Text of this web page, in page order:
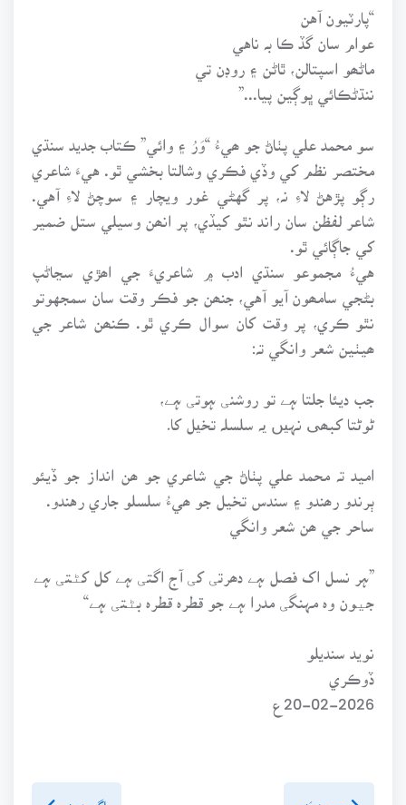
“پارٽيون آهن
عوام سان گڏ ڪا بہ ناهي
ماڻھو اسپتالن، ٿاڻن ۽ روڊن تي
ننڌڻڪائي ڀوڳين پيا...”
سو محمد علي پٺاڻ جو ھيءُ “وَرُ ۽ وائي” ڪتاب جديد سنڌي
مختصر نظم کي وڏي فڪري وشالتا بخشي ٿو. هيءَ شاعري
رڳو پڙهڻ لاءِ نہ، پر گهڻي غور ويچار ۽ سوچڻ لاءِ آهي.
شاعر لفظن سان راند نٿو کيڏي، پر انھن وسيلي ستل ضمير
کي جاڳائي ٿو.
هيءُ مجموعو سنڌي ادب ۾ شاعريءَ جي اھڙي سڃاڻپ
بڻجي سامھون آيو آهي، جنھن جو فڪر وقت سان سمجهوتو
نٿو ڪري، پر وقت کان سوال ڪري ٿو. ڪنھن شاعر جي
ھيٺين شعر وانگي تہ:
جب ديئا جلتا ہے تو روشنی ہوتی ہے،
ٹوٹتا کبھی نہیں یہ سلسلہ تخیل کا۔
اميد تہ محمد علي پٺاڻ جي شاعري جو ھن انداز جو ڏيئو
ٻرندو رھندو ۽ سندس تخيل جو ھيءُ سلسلو جاري رهندو.
ساحر جي ھن شعر وانگي
”ہر نسل اک فصل ہے دھرتی کی آج اگتی ہے کل کٹتی ہے
جیون وہ مہنگی مدرا ہے جو قطرہ قطرہ بٹتی ہے“
نويد سنديلو
ڏوڪري
20-02-2026ع
پويون پَنو اڳيون پنو